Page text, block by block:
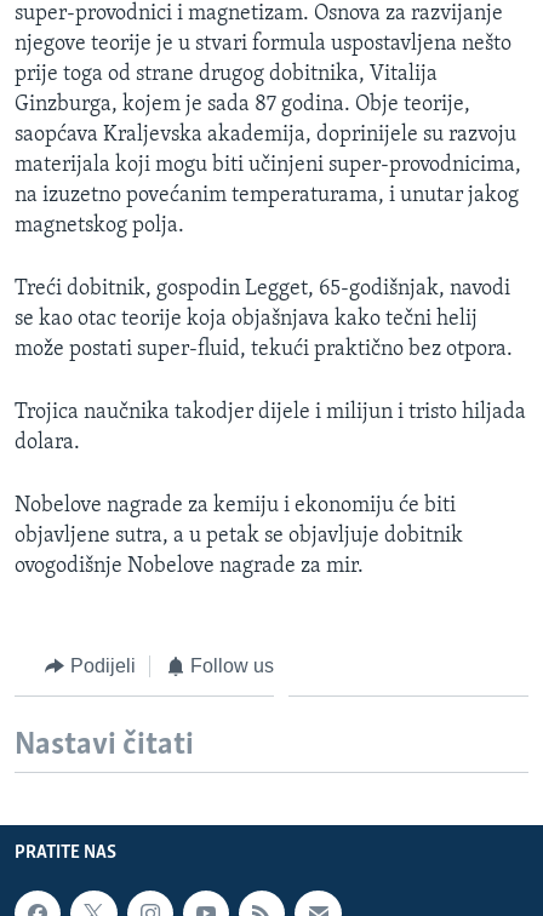
super-provodnici i magnetizam. Osnova za razvijanje
njegove teorije je u stvari formula uspostavljena nešto
prije toga od strane drugog dobitnika, Vitalija
Ginzburga, kojem je sada 87 godina. Obje teorije,
saopćava Kraljevska akademija, doprinijele su razvoju
materijala koji mogu biti učinjeni super-provodnicima,
na izuzetno povećanim temperaturama, i unutar jakog
magnetskog polja.
Treći dobitnik, gospodin Legget, 65-godišnjak, navodi
se kao otac teorije koja objašnjava kako tečni helij
može postati super-fluid, tekući praktično bez otpora.
Trojica naučnika takodjer dijele i milijun i tristo hiljada
dolara.
Nobelove nagrade za kemiju i ekonomiju će biti
objavljene sutra, a u petak se objavljuje dobitnik
ovogodišnje Nobelove nagrade za mir.
Podijeli Follow us
Nastavi čitati
PRATITE NAS